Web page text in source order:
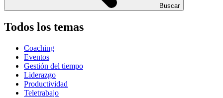
Buscar
Todos los temas
Coaching
Eventos
Gestión del tiempo
Liderazgo
Productividad
Teletrabajo